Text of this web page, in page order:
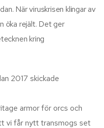
När viruskrisen klingar av
öka rejält. Det ger
kring
2017 skickade
armor för orcs och
vi får nytt transmogs set